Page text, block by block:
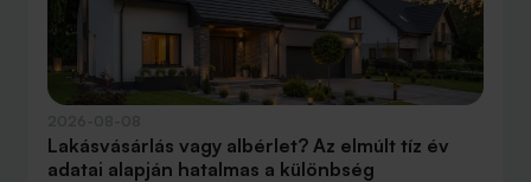
Lakásvásárlás vagy albérlet? Az elmúlt tíz év
adatai alapján hatalmas a különbség